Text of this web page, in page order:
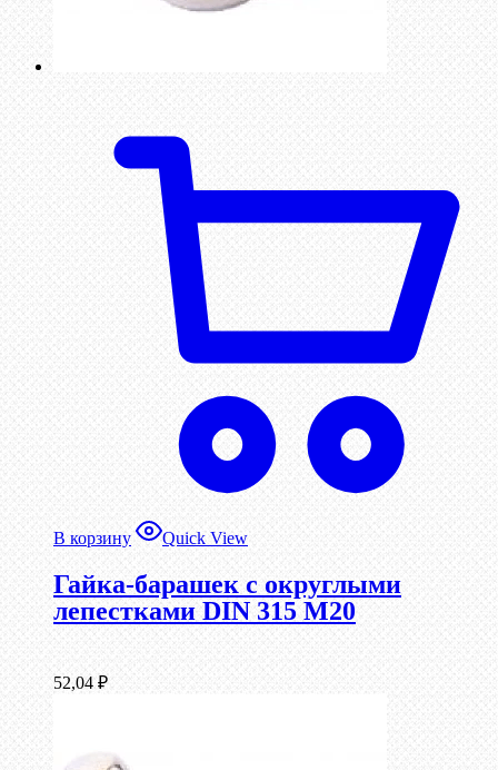
В корзину Quick View
Гайка-барашек с округлыми
лепестками DIN 315 М20
52,04 ₽